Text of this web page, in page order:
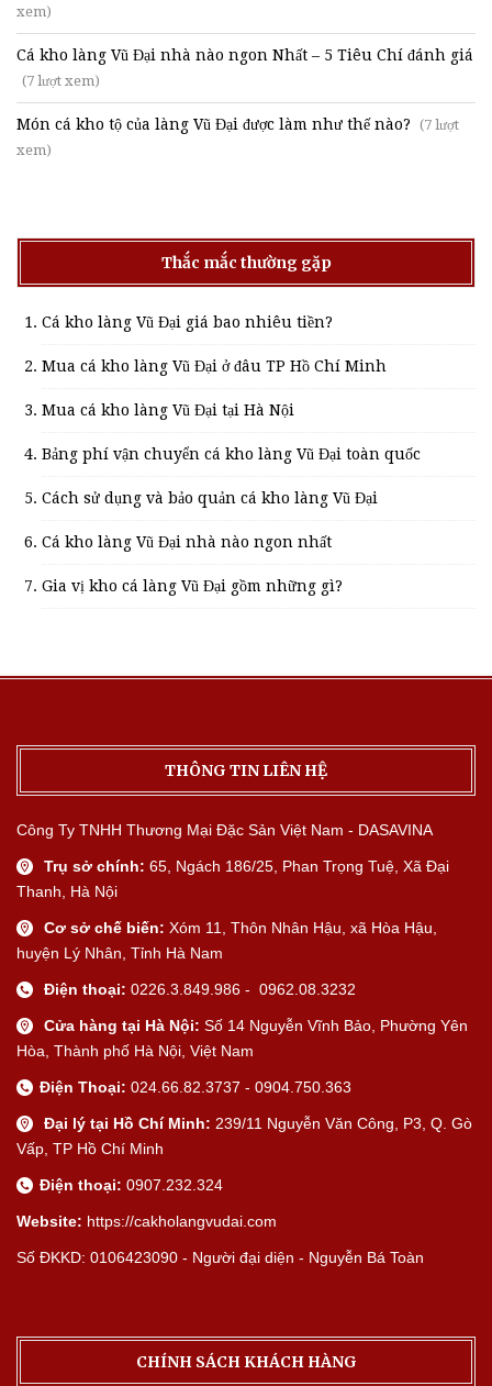
xem)
Cá kho làng Vũ Đại nhà nào ngon Nhất – 5 Tiêu Chí đánh giá
(7 lượt xem)
Món cá kho tộ của làng Vũ Đại được làm như thế nào? (7 lượt
xem)
Thắc mắc thường gặp
Cá kho làng Vũ Đại giá bao nhiêu tiền?
Mua cá kho làng Vũ Đại ở đâu TP Hồ Chí Minh
Mua cá kho làng Vũ Đại tại Hà Nội
Bảng phí vận chuyển cá kho làng Vũ Đại toàn quốc
Cách sử dụng và bảo quản cá kho làng Vũ Đại
Cá kho làng Vũ Đại nhà nào ngon nhất
Gia vị kho cá làng Vũ Đại gồm những gì?
THÔNG TIN LIÊN HỆ
Công Ty TNHH Thương Mại Đặc Sản Việt Nam - DASAVINA
Trụ sở chính: 65, Ngách 186/25, Phan Trọng Tuệ, Xã Đại
Thanh, Hà Nội
Cơ sở chế biến: Xóm 11, Thôn Nhân Hậu, xã Hòa Hậu,
huyện Lý Nhân, Tỉnh Hà Nam
Điện thoại: 0226.3.849.986 - 0962.08.3232
Cửa hàng tại Hà Nội: Số 14 Nguyễn Vĩnh Bảo, Phường Yên
Hòa, Thành phố Hà Nội, Việt Nam
Điện Thoại: 024.66.82.3737 - 0904.750.363
Đại lý tại Hồ Chí Minh: 239/11 Nguyễn Văn Công, P3, Q. Gò
Vấp, TP Hồ Chí Minh
Điện thoại: 0907.232.324
Website: https://cakholangvudai.com
Số ĐKKD: 0106423090 - Người đại diện - Nguyễn Bá Toàn
CHÍNH SÁCH KHÁCH HÀNG